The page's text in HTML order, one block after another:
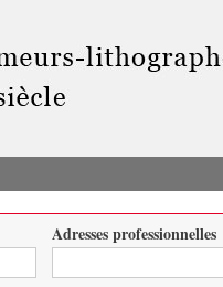
Adresses professionnelles